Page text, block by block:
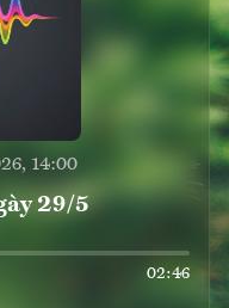
14:00
29/5
02:46